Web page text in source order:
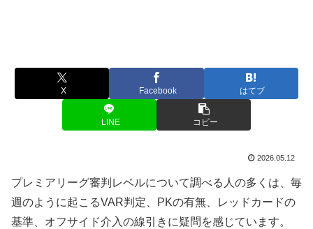
X Facebook はてブ
LINE コピー
2026.05.12
プレミアリーグ審判レベルについて調べる人の多くは、毎
週のように起こるVAR判定、PKの有無、レッドカードの
基準、オフサイド介入の線引きに疑問を感じています。